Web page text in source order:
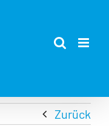
Zurück